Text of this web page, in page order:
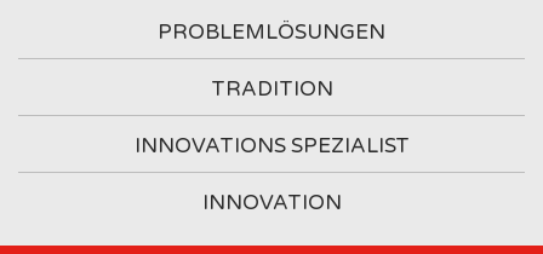
PROBLEMLÖSUNGEN
TRADITION
INNOVATIONS SPEZIALIST
INNOVATION